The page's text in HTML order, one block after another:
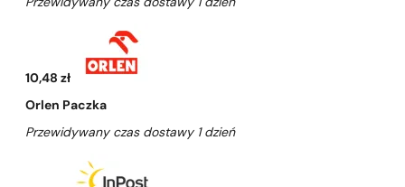
Przewidywany czas dostawy 1 dzień
10,48 zł
Orlen Paczka
Przewidywany czas dostawy 1 dzień